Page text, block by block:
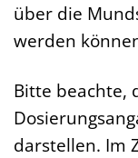
über die
werden
Bitte beachte,
darstellen. Im